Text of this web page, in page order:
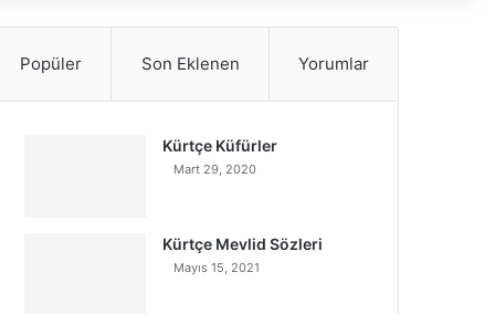
Popüler Son Eklenen Yorumlar
Kürtçe Küfürler
Mart 29, 2020
Kürtçe Mevlid Sözleri
Mayıs 15, 2021